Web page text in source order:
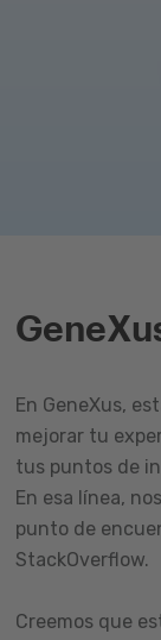
En GeneXus,
mejorar tu
tus puntos de
En esa línea,
punto de
StackOverflow.
Creemos que